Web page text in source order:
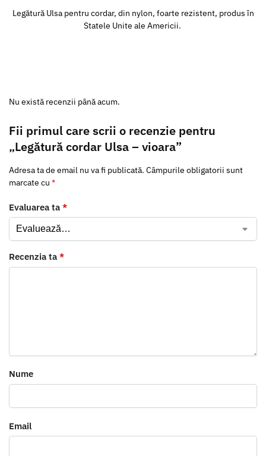
Legătură Ulsa pentru cordar, din nylon, foarte rezistent, produs în
Statele Unite ale Americii.
Nu există recenzii până acum.
Fii primul care scrii o recenzie pentru
„Legătură cordar Ulsa – vioara”
Adresa ta de email nu va fi publicată. Câmpurile obligatorii sunt
marcate cu *
Evaluarea ta *
Recenzia ta *
Nume
Email